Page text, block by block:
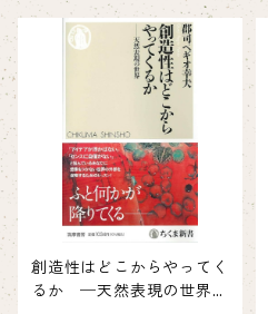
創造性はどこからやってく
るか ─天然表現の世界